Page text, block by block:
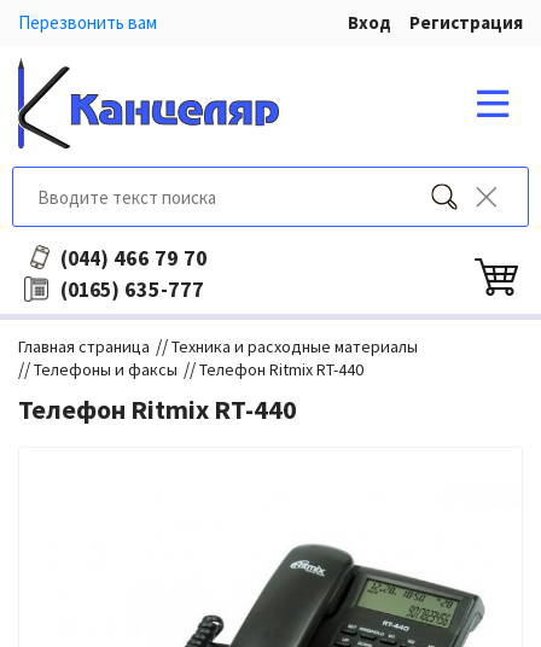
Перезвонить вам Вход Регистрация
(044) 466 79 70
(0165) 635-777
Главная страница //Техника и расходные материалы
//Телефоны и факсы //Телефон Ritmix RT-440
Телефон Ritmix RT-440